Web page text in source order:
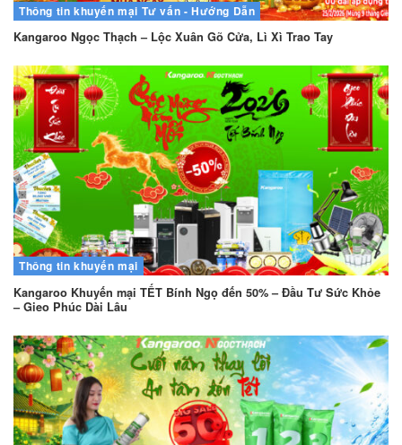
Thông tin khuyến mại Tư vấn - Hướng Dẫn
Kangaroo Ngọc Thạch – Lộc Xuân Gõ Cửa, Lì Xì Trao Tay
Thông tin khuyến mại
Kangaroo Khuyến mại TẾT Bính Ngọ đến 50% – Đầu Tư Sức Khỏe
– Gieo Phúc Dài Lâu